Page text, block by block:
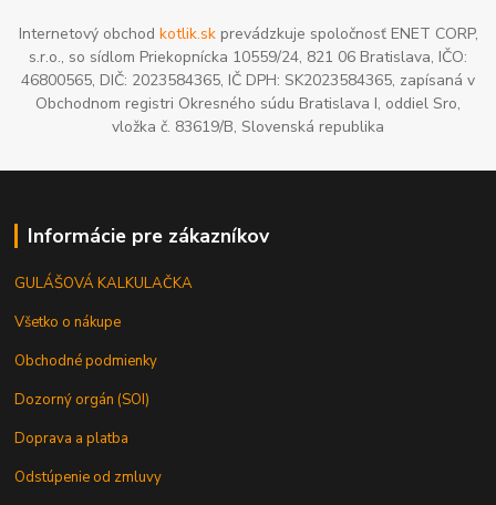
Internetový obchod kotlik.skprevádzkuje spoločnosť ENET CORP,
s.r.o., so sídlom Priekopnícka 10559/24, 821 06 Bratislava, IČO:
46800565, DIČ: 2023584365, IČ DPH: SK2023584365, zapísaná v
Obchodnom registri Okresného súdu Bratislava I, oddiel Sro,
vložka č. 83619/B, Slovenská republika
Informácie pre zákazníkov
GULÁŠOVÁ KALKULAČKA
Všetko o nákupe
Obchodné podmienky
Dozorný orgán (SOI)
Doprava a platba
Odstúpenie od zmluvy